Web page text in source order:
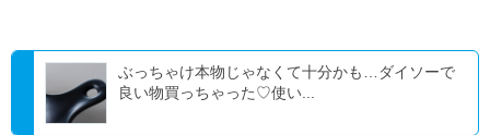
ぶっちゃけ本物じゃなくて十分かも…ダイソーで
良い物買っちゃった♡使い...